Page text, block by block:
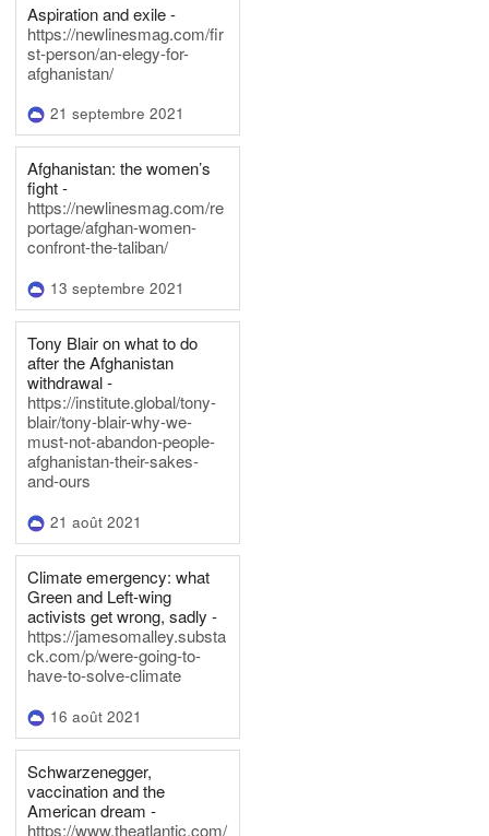
Aspiration and exile -
https://newlinesmag.com/fir
st-person/an-elegy-for-
afghanistan/
21 septembre 2021
Afghanistan: the women’s
fight -
https://newlinesmag.com/re
portage/afghan-women-
confront-the-taliban/
13 septembre 2021
Tony Blair on what to do
after the Afghanistan
withdrawal -
https://institute.global/tony-
blair/tony-blair-why-we-
must-not-abandon-people-
afghanistan-their-sakes-
and-ours
21 août 2021
Climate emergency: what
Green and Left-wing
activists get wrong, sadly -
https://jamesomalley.substa
ck.com/p/were-going-to-
have-to-solve-climate
16 août 2021
Schwarzenegger,
vaccination and the
American dream -
https://www.theatlantic.com/